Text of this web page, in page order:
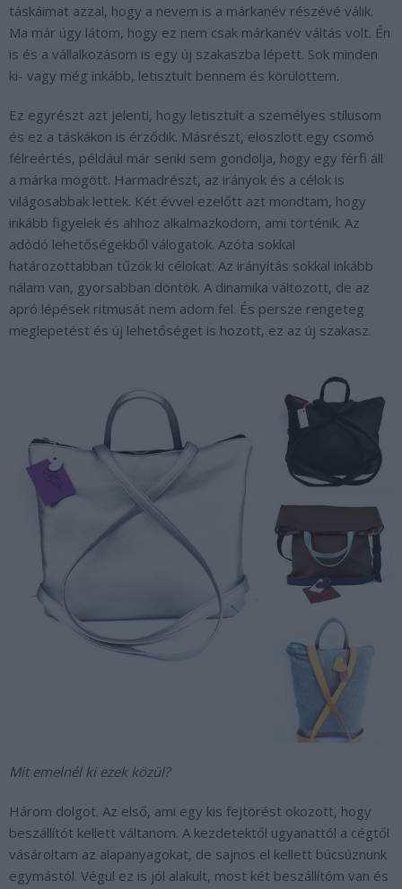
táskáimat azzal, hogy a nevem is a márkanév részévé válik.
Ma már úgy látom, hogy ez nem csak márkanév váltás volt. Én
is és a vállalkozásom is egy új szakaszba lépett. Sok minden
ki- vagy még inkább, letisztult bennem és körülöttem.
Ez egyrészt azt jelenti, hogy letisztult a személyes stílusom
és ez a táskákon is érződik. Másrészt, eloszlott egy csomó
félreértés, például már senki sem gondolja, hogy egy férfi áll
a márka mögött. Harmadrészt, az irányok és a célok is
világosabbak lettek. Két évvel ezelőtt azt mondtam, hogy
inkább figyelek és ahhoz alkalmazkodom, ami történik. Az
adódó lehetőségekből válogatok. Azóta sokkal
határozottabban tűzök ki célokat. Az irányítás sokkal inkább
nálam van, gyorsabban döntök. A dinamika változott, de az
apró lépések ritmusát nem adom fel. És persze rengeteg
meglepetést és új lehetőséget is hozott, ez az új szakasz.
Mit emelnél ki ezek közül?
Három dolgot. Az első, ami egy kis fejtörést okozott, hogy
beszállítót kellett váltanom. A kezdetektől ugyanattól a cégtől
vásároltam az alapanyagokat, de sajnos el kellett búcsúznunk
egymástól. Végül ez is jól alakult, most két beszállítóm van és